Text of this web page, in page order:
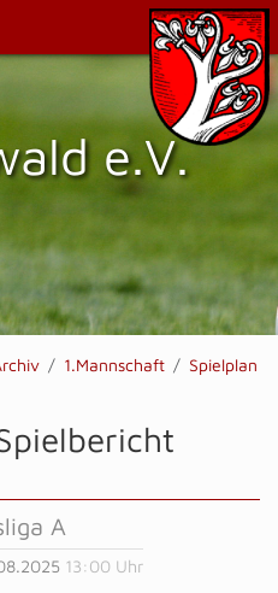
e.V.
1.Mannschaft
Spielplan
A
13:00 Uhr